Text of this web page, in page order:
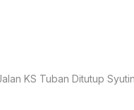
KS Tuban Ditutup